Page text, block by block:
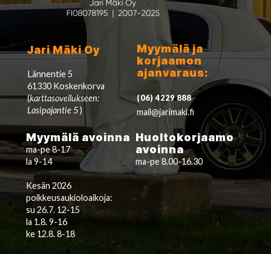
Jari Mäki Oy
Lännentie 5
61330 Koskenkorva
(karttasovellukseen:
Lasipajantie 5)
Myymälä ja
korjaamon
ajanvaraus:
(06) 4229 888
mail@jarimaki.fi
Myymälä avoinna
ma-pe 8-17
la 9-14
Kesän 2026
poikkeusaukioloaikoja:
su 26.7. 12-15
la 1.8. 9-16
ke 12.8. 8-18
Huoltokorjaamo
avoinna
ma-pe 8.00-16.30